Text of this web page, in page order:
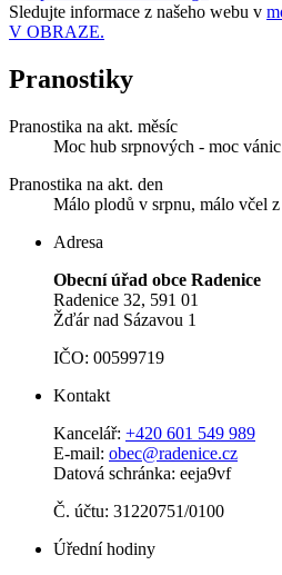
Sledujte informace z našeho webu v
V OBRAZE.
Pranostiky
Pranostika na akt. měsíc
Moc hub srpnových - moc
Pranostika na akt. den
Málo plodů v srpnu, málo včel z
Adresa
Obecní úřad obce Radenice
Radenice 32, 591 01
Žďár nad Sázavou 1
IČO: 00599719
Kontakt
Kancelář: +420 601 549 989
E-mail: obec@radenice.cz
Datová schránka: eeja9vf
Č. účtu: 31220751/0100
Úřední hodiny